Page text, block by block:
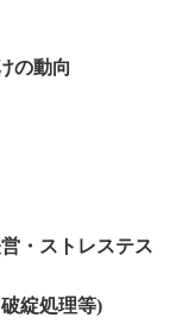
の動向
・ストレステス
綻処理等)